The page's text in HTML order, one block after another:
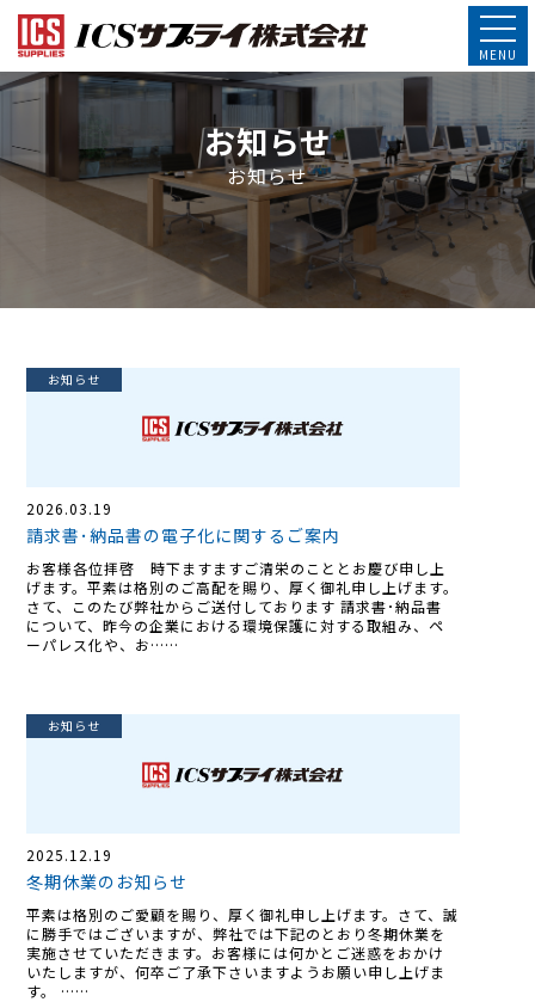
お知らせ
お知らせ
お知らせ
2026.03.19
請求書･納品書の電子化に関するご案内
お客様各位拝啓 時下ますますご清栄のこととお慶び申し上
げます。平素は格別のご高配を賜り、厚く御礼申し上げます。
さて、このたび弊社からご送付しております 請求書･納品書
について、昨今の企業における環境保護に対する取組み、ペ
ーパレス化や、お……
お知らせ
2025.12.19
冬期休業のお知らせ
平素は格別のご愛顧を賜り、厚く御礼申し上げます。さて、誠
に勝手ではございますが、弊社では下記のとおり冬期休業を
実施させていただきます。お客様には何かとご迷惑をおかけ
いたしますが、何卒ご了承下さいますようお願い申し上げま
す。 ……